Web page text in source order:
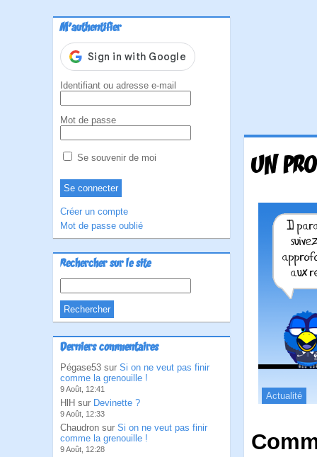
M'authentifier
Identifiant ou adresse e-mail
Mot de passe
Se souvenir de moi
Créer un compte
Mot de passe oublié
Rechercher sur le site
Derniers commentaires
Pégase53 sur Si on ne veut pas finir
comme la grenouille !
9 Août, 12:41
HlH sur Devinette ?
9 Août, 12:33
Chaudron sur Si on ne veut pas finir
comme la grenouille !
9 Août, 12:28
UN
Actualité